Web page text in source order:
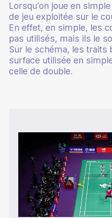
Lorsqu'on joue en
de jeu exploitée sur le
En effet, en simple, les
pas utilisés, mais ils le
Sur le schéma, les traits
surface utilisée en
celle de double.